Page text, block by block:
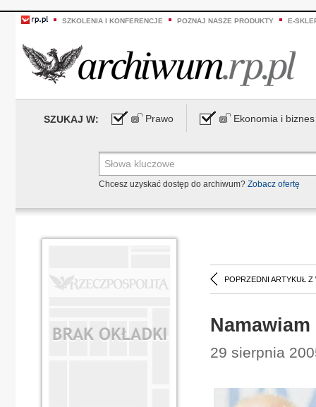
SZKOLENIA I KONFERENCJE POZNAJ NASZE PRODUKTY E-
SZUKAJ W: Prawo Ekonomia i biznes
Chcesz uzyskać dostęp do archiwum? Zobacz ofertę
POPRZEDNI ARTYKUŁ Z
29 sierpnia